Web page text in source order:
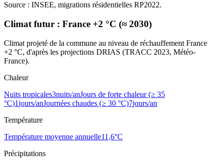
Source : INSEE, migrations résidentielles RP2022.
Climat futur : France +2 °C (≈ 2030)
Climat projeté de la commune au niveau de réchauffement France
+2 °C, d'après les projections DRIAS (TRACC 2023, Météo-
France).
Chaleur
Nuits tropicales3nuits/anJours de forte chaleur (≥ 35
°C)1jours/anJournées chaudes (≥ 30 °C)7jours/an
Température
Température moyenne annuelle11,6°C
Précipitations